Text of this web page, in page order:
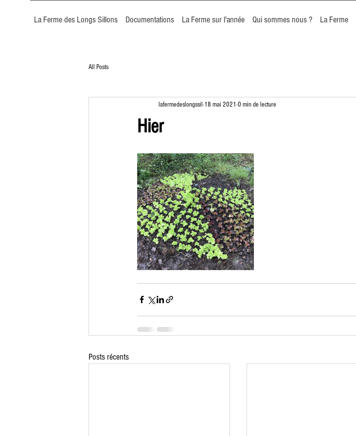
La Ferme des Longs Sillons Documentations La Ferme sur l'année Qui sommes nous ? La Ferme
All Posts
Hier
lafermedeslongssil 18 mai 2021 0 min de lecture
Posts récents